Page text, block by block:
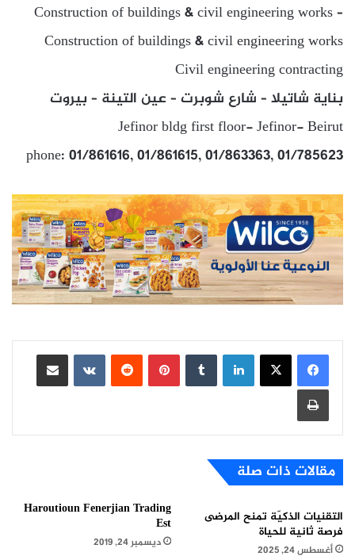
Construction of buildings & civil engineering works –
Construction of buildings & civil engineering works
Civil engineering contracting
بناية شاتيلا – شارع شوبرت – عين التينة – بيروت
Jefinor bldg first floor- Jefinor- Beirut
phone: 01/861616, 01/861615, 01/863363, 01/785623
لينكدإن بينتيريست
مشاركة عبر البريد
طباعة
مقالات ذات صلة
التقنيات الذكيّة تمنح المرضى
فرصة ثانية للحياة
أغسطس 24, 2025
Haroutioun Fenerjian Trading
Est
ديسمبر 24, 2019